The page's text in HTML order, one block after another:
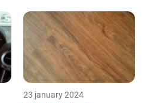
23 january 2024